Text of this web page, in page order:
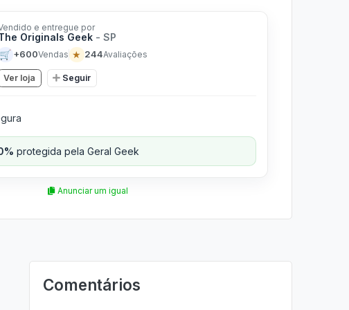
e entregue por
Originals Geek - SP
🛒 +600Vendas ★ 244Avaliações
Ver loja Seguir
protegida pela Geral Geek
Anunciar um igual
Comentários